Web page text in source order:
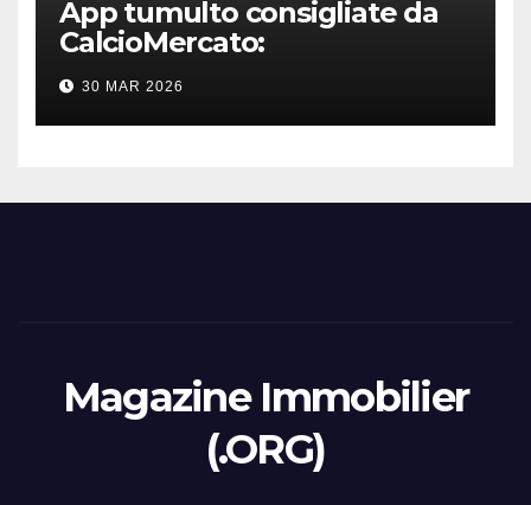
App tumulto consigliate da
CalcioMercato:
considerazione di gennaio
2026
30 MAR 2026
Magazine Immobilier
(.ORG)